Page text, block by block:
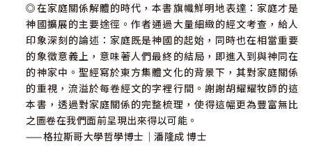
◎在家庭關係解體的時代，本書旗幟鮮明地表達：家庭才是
神國擴展的主要途徑。作者通過大量細緻的經文考查，給人
印象深刻的論述：家庭既是神國的起始，同時也在相當重要
的象徵意義上，意味著人們最終的結局，即進入到與神同在
的神家中。聖經寫於東方集體文化的背景下，其對家庭關係
的重視，流溢於每卷經文的字裡行間。謝謝胡耀耀牧師的這
本書，透過對家庭關係的完整梳理，使得這幅更為豐富無比
之圖卷在我們面前呈現出來得以可能。
——格拉斯哥大學哲學博士｜潘隆成 博士